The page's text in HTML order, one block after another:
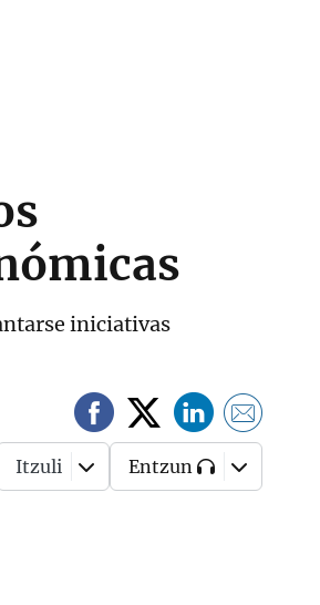
iniciativas
Itzuli Entzun